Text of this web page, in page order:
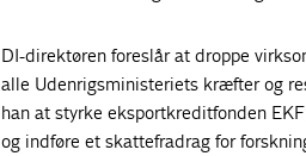
DI-direktøren foreslår at droppe
alle Udenrigsministeriets kræfter og
han at styrke eksportkreditfonden
og indføre et skattefradrag for